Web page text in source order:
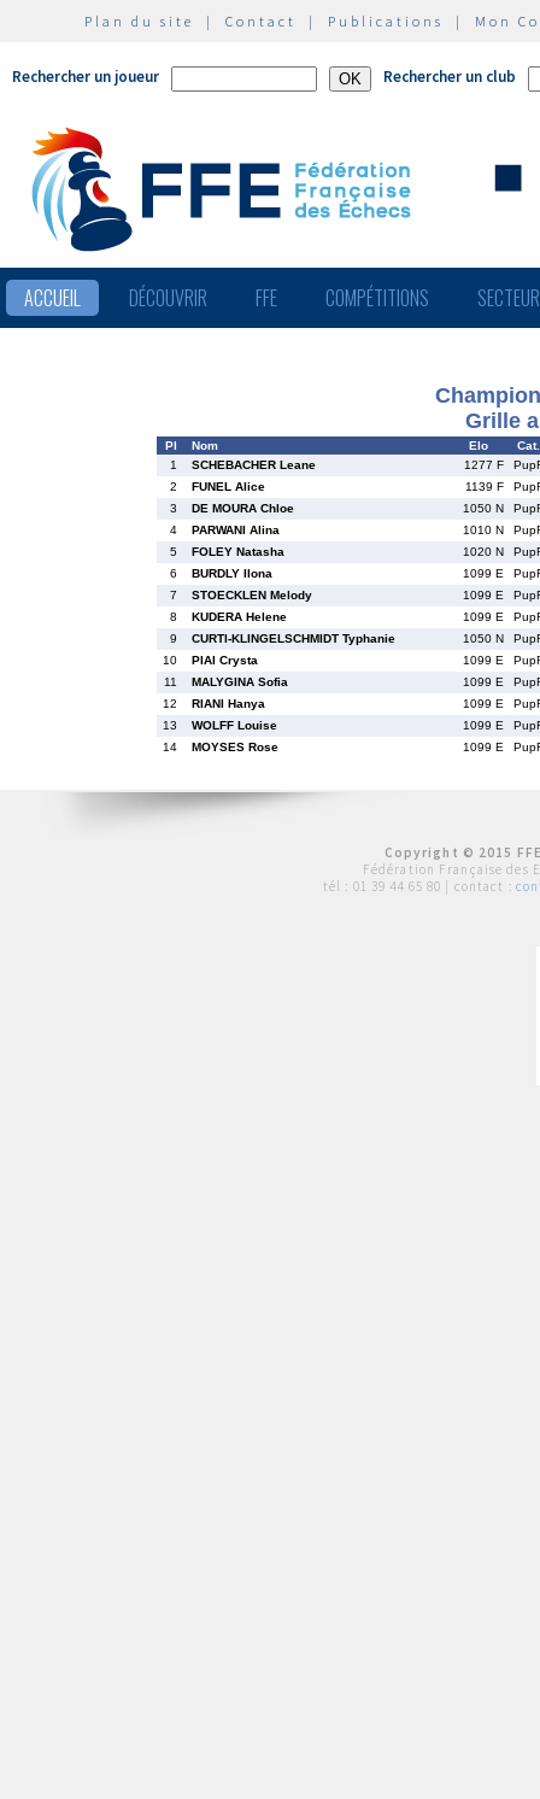
Plan du site | Contact | Publications | Mon
Rechercher un joueur Rechercher un club
ACCUEIL DÉCOUVRIR FFE COMPÉTITIONS
Grille
Pl Nom Elo
Cat.
1
SCHEBACHER Leane 1277 F
2
FUNEL Alice 1139 F
3
DE MOURA Chloe 1050 N
4
PARWANI Alina 1010 N
5
FOLEY Natasha 1020 N
6
BURDLY Ilona 1099 E
7
STOECKLEN Melody 1099 E
8
KUDERA Helene 1099 E
9
CURTI-KLINGELSCHMIDT Typhanie 1050 N
10
PIAI Crysta 1099 E
11
MALYGINA Sofia 1099 E
12
RIANI Hanya 1099 E
13
WOLFF Louise 1099 E
14
MOYSES Rose 1099 E
Copyright © 2015
Fédération Française des
tél : 01 39 44 65 80 | contact :